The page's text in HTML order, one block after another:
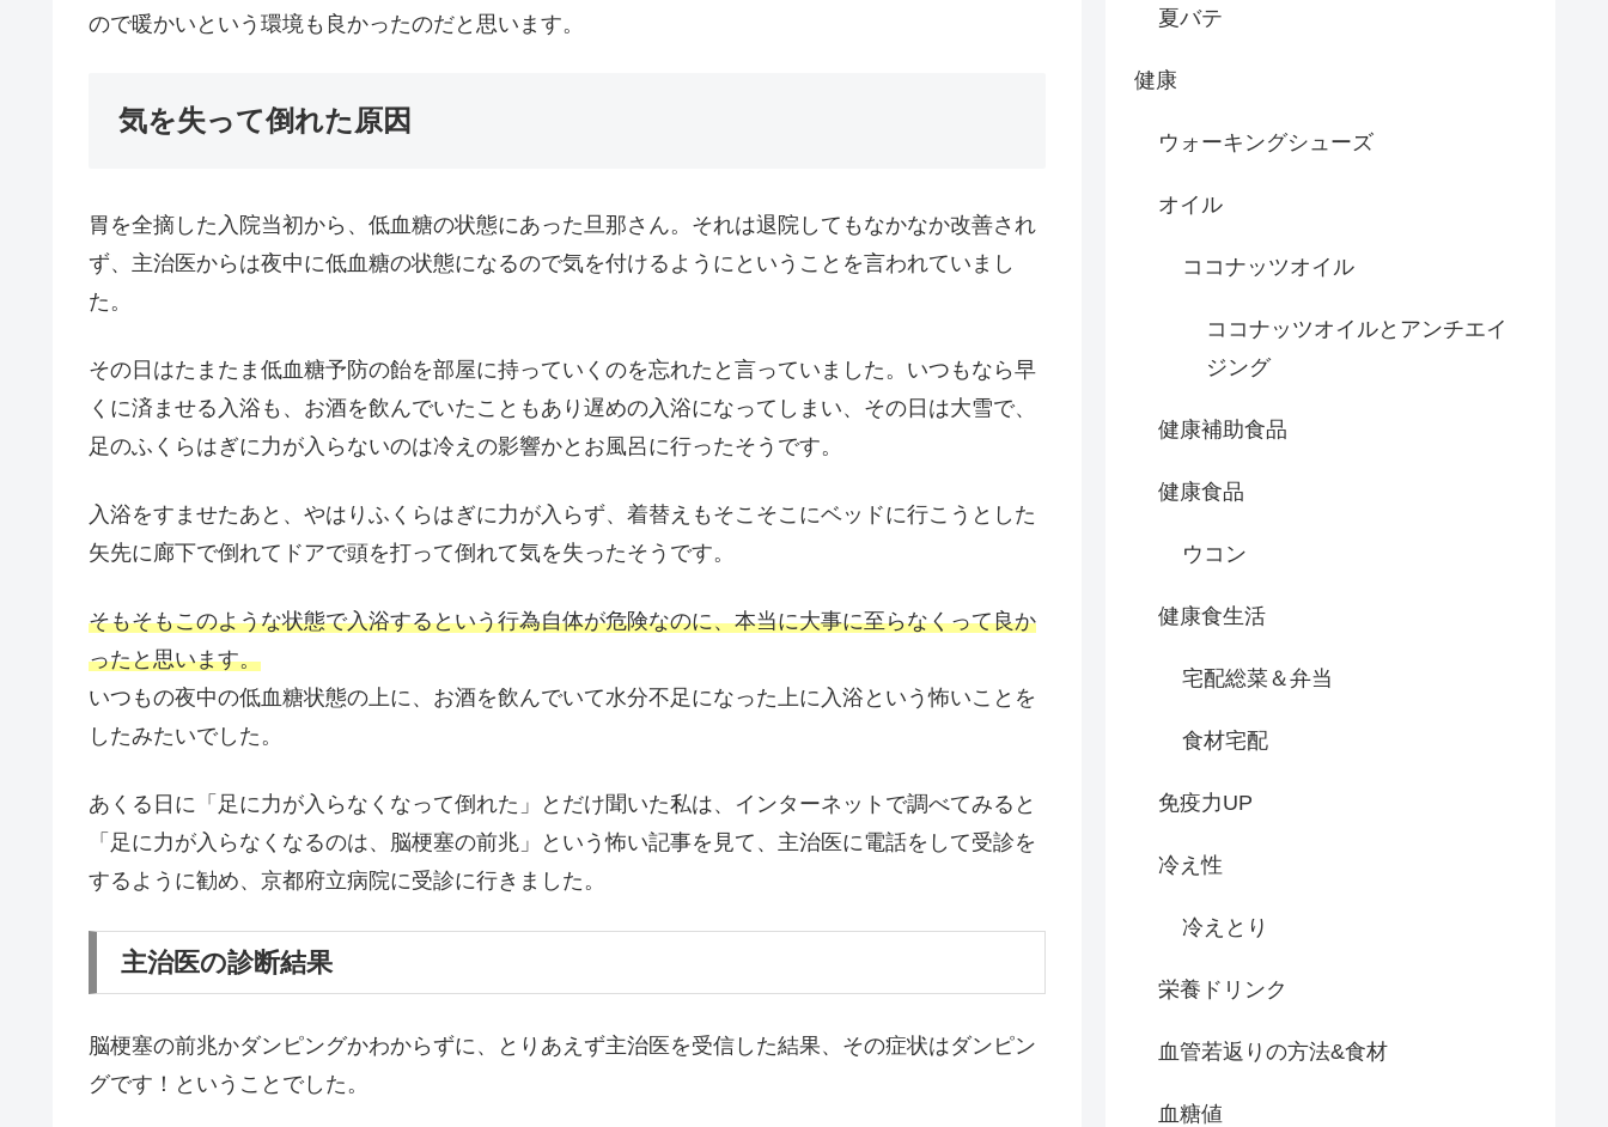
ので暖かいという環境も良かったのだと思います。
気を失って倒れた原因
胃を全摘した入院当初から、低血糖の状態にあった旦那さん。それは退院してもなかなか改善され
ず、主治医からは夜中に低血糖の状態になるので気を付けるようにということを言われていまし
た。
その日はたまたま低血糖予防の飴を部屋に持っていくのを忘れたと言っていました。いつもなら早
くに済ませる入浴も、お酒を飲んでいたこともあり遅めの入浴になってしまい、その日は大雪で、
足のふくらはぎに力が入らないのは冷えの影響かとお風呂に行ったそうです。
入浴をすませたあと、やはりふくらはぎに力が入らず、着替えもそこそこにベッドに行こうとした
矢先に廊下で倒れてドアで頭を打って倒れて気を失ったそうです。
そもそもこのような状態で入浴するという行為自体が危険なのに、本当に大事に至らなくって良か
ったと思います。
いつもの夜中の低血糖状態の上に、お酒を飲んでいて水分不足になった上に入浴という怖いことを
したみたいでした。
あくる日に「足に力が入らなくなって倒れた」とだけ聞いた私は、インターネットで調べてみると
「足に力が入らなくなるのは、脳梗塞の前兆」という怖い記事を見て、主治医に電話をして受診を
するように勧め、京都府立病院に受診に行きました。
主治医の診断結果
脳梗塞の前兆かダンピングかわからずに、とりあえず主治医を受信した結果、その症状はダンピン
グです！ということでした。
夏バテ
健康
ウォーキングシューズ
オイル
ココナッツオイル
ココナッツオイルとアンチエイ
ジング
健康補助食品
健康食品
ウコン
健康食生活
宅配総菜＆弁当
食材宅配
免疫力UP
冷え性
冷えとり
栄養ドリンク
血管若返りの方法&食材
血糖値